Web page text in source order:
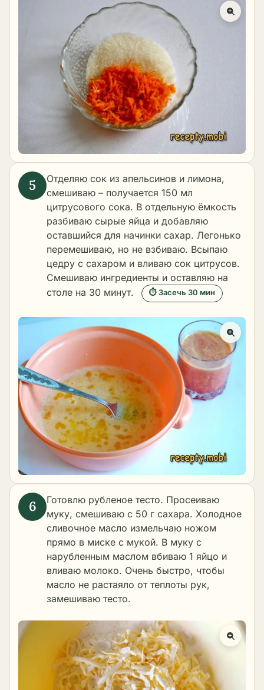
Отделяю сок из апельсинов и лимона,
смешиваю – получается 150 мл
цитрусового сока. В отдельную ёмкость
разбиваю сырые яйца и добавляю
оставшийся для начинки сахар. Легонько
перемешиваю, но не взбиваю. Всыпаю
цедру с сахаром и вливаю сок цитрусов.
Смешиваю ингредиенты и оставляю на
столе на 30 минут.
⏱ Засечь 30 мин
Готовлю рубленое тесто. Просеиваю
муку, смешиваю с 50 г сахара. Холодное
сливочное масло измельчаю ножом
прямо в миске с мукой. В муку с
нарубленным маслом вбиваю 1 яйцо и
вливаю молоко. Очень быстро, чтобы
масло не растаяло от теплоты рук,
замешиваю тесто.